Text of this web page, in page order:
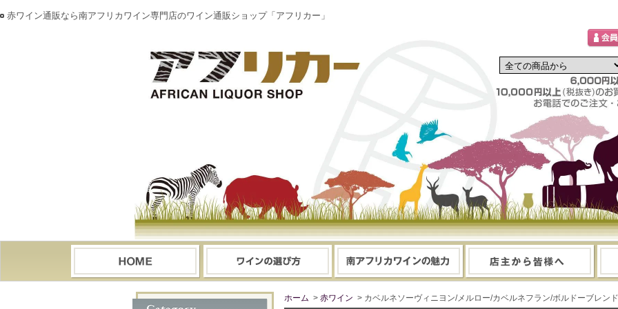
赤ワイン通販なら南アフリカワイン専門店のワイン通販ショップ「アフリカー」
ホーム > 赤ワイン > カベルネソーヴィニヨン/メルロー/カベルネフラン/ボルドーブレンド